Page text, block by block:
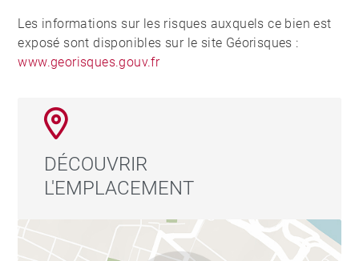
Les informations sur les risques auxquels ce bien est
exposé sont disponibles sur le site Géorisques :
www.georisques.gouv.fr
DÉCOUVRIR
L'EMPLACEMENT